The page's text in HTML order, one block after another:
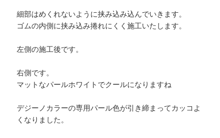
細部はめくれないように挟み込み込んでいきます。
ゴムの内側に挟み込み捲れにくく施工いたします。
左側の施工後です。
右側です。
マットなパールホワイトでクールになりますね
デジーノカラーの専用パール色が引き締まってカッコよ
くなりました。